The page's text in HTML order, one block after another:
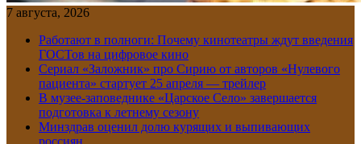
7 августа, 2026
Работают в полноги: Почему кинотеатры ждут введения
ГОСТов на цифровое кино
Сериал «Заложник» про Сирию от авторов «Нулевого
пациента» стартует 25 апреля — трейлер
В музее-заповеднике «Царское Село» завершается
подготовка к летнему сезону
Минздрав оценил долю курящих и выпивающих
россиян